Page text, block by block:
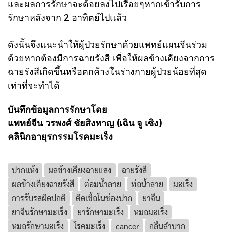
และผลการรักษาจะด้อยลงไปเรื่อยๆหากเข้ารับการ
รักษาหลังจาก 2 อาทิตย์ไปแล้ว
ดังนั้นจึงแนะนำให้ผู้ป่วยรักษาด้วยแพทย์แผนจีนร่วม
ด้วยหากต้องมีการฉายรังสี เพื่อให้ผลข้างเคียงจากการ
ฉายรังสีเกิดขึ้นหรือตกค้างในร่างกายผู้ป่วยน้อยที่สุด
เท่าที่จะทำได้
บันทึกข้อมูลการรักษาโดย
แพทย์จีน วรพงศ์ ชัยสิงหาญ (เฉิน จู เซิง)
คลินิกอายุรกรรมโรคมะเร็ง
ปากแห้ง ผลข้างเคียงฉายแสง
ฉายรังสี
ผลข้างเคียงฉายรังสี
ต่อมน้ำลาย ท่อน้ำลาย
มะเร็ง
การรับรสผิดปกติ
ติดเชื้อในช่องปาก
ยาจีน
ยาจีนรักษามะเร็ง
ยารักษามะเร็ง
หมอมะเร็ง
หมอรักษามะเร็ง
โรคมะเร็ง cancer
กลืนลำบาก